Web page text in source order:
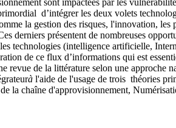
sont impactées par les
d’intégrer les deux volets
la gestion des risques, l'innovation, les
derniers présentent de nombreuses
technologies (intelligence artificielle,
de ce flux d’informations qui est
revue de la littérature selon une approche
à l'aide de l'usage de trois théories
la chaîne d'approvisionnement,